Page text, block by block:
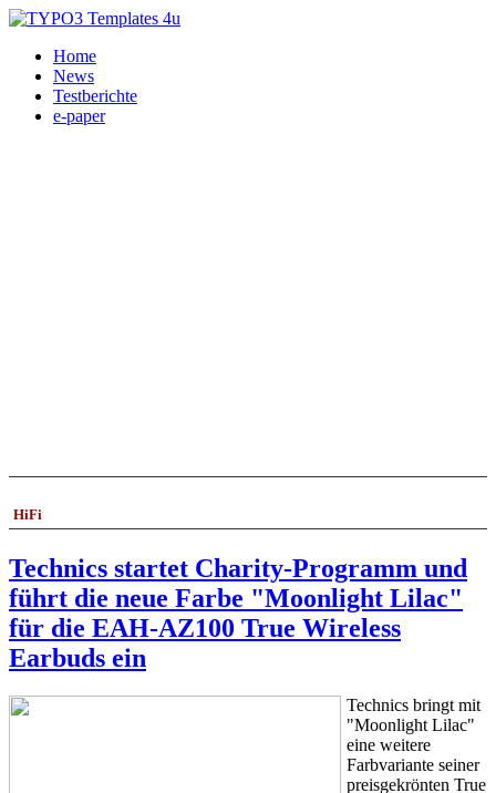
Home
News
Testberichte
e-paper
HiFi
Technics startet Charity-Programm und
führt die neue Farbe "Moonlight Lilac"
für die EAH-AZ100 True Wireless
Earbuds ein
Technics bringt mit
"Moonlight Lilac"
eine weitere
Farbvariante seiner
preisgekrönten True